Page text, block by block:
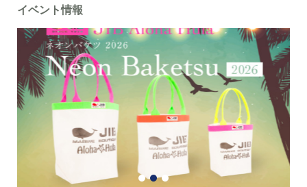
イベント情報
1 2 3